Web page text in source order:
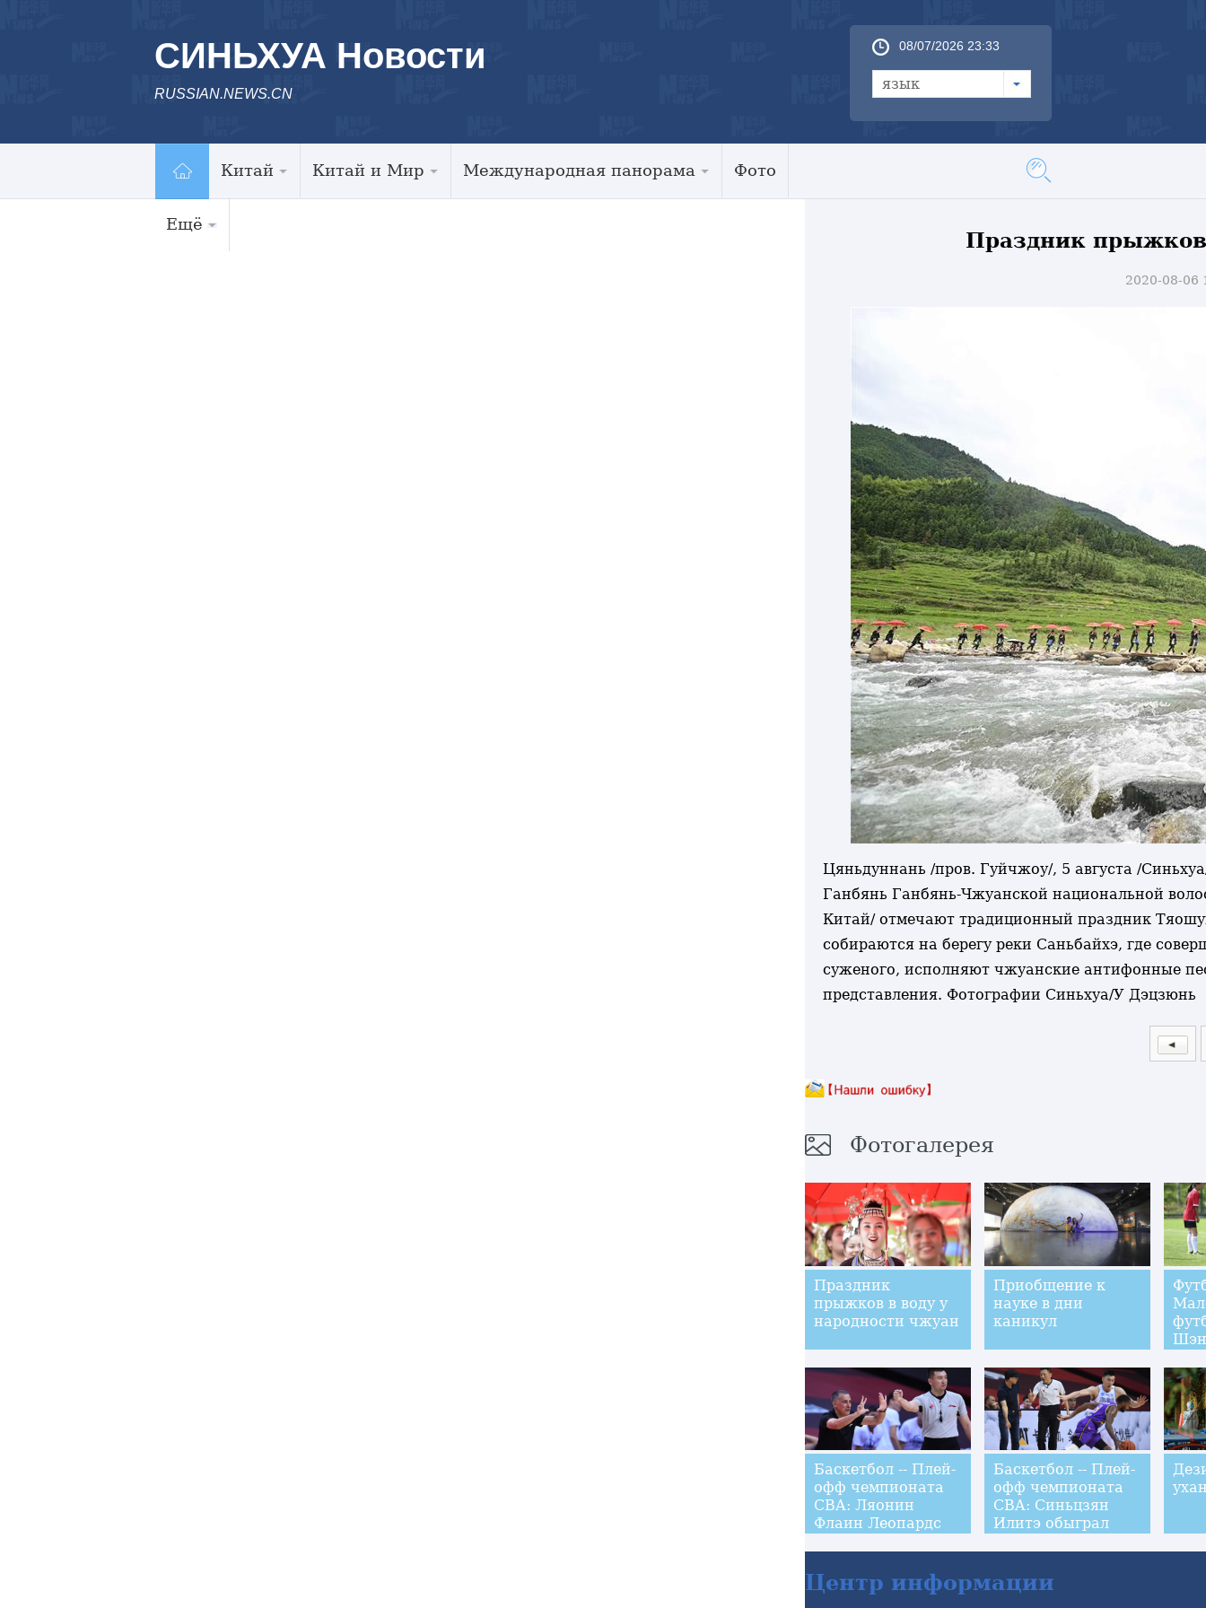
СИНЬХУА Новости
RUSSIAN.NEWS.CN
08/07/2026 23:33
язык
Китай Китай и Мир Международная панорама Фото
Ещё
Праздник прыжков
2020-08-06
Цяньдуннань /пров. Гуйчжоу/, 5 августа /
Ганбянь Ганбянь-Чжуанской национальной
Китай/ отмечают традиционный праздник
собираются на берегу реки Саньбайхэ, где
суженого, исполняют чжуанские антифонные
представления. Фотографии Синьхуа/У Дэцзюнь
Фотогалерея
Праздник
прыжков в воду у
народности чжуан
Приобщение к
науке в дни
каникул
Баскетбол -- Плей-
офф чемпионата
CBA: Ляонин
Флаин Леопардс
Баскетбол -- Плей-
офф чемпионата
CBA: Синьцзян
Илитэ обыграл
Центр информации